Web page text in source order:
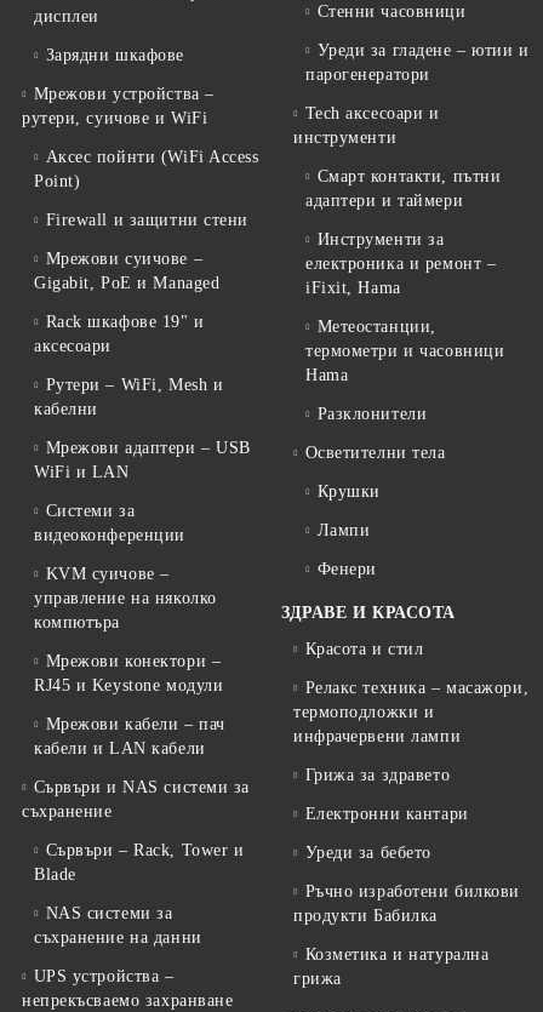
дисплеи
Зарядни шкафове
Мрежови устройства –
рутери, суичове и WiFi
Аксес пойнти (WiFi Access
Point)
Firewall и защитни стени
Мрежови суичове –
Gigabit, PoE и Managed
Rack шкафове 19" и
аксесоари
Рутери – WiFi, Mesh и
кабелни
Мрежови адаптери – USB
WiFi и LAN
Системи за
видеоконференции
KVM суичове –
управление на няколко
компютъра
Мрежови конектори –
RJ45 и Keystone модули
Мрежови кабели – пач
кабели и LAN кабели
Сървъри и NAS системи за
съхранение
Сървъри – Rack, Tower и
Blade
NAS системи за
съхранение на данни
UPS устройства –
непрекъсваемо захранване
Стенни часовници
Уреди за гладене – ютии и
парогенератори
Tech аксесоари и
инструменти
Смарт контакти, пътни
адаптери и таймери
Инструменти за
електроника и ремонт –
iFixit, Hama
Метеостанции,
термометри и часовници
Hama
Разклонители
Осветителни тела
Крушки
Лампи
Фенери
ЗДРАВЕ И КРАСОТА
Красота и стил
Релакс техника – масажори,
термоподложки и
инфрачервени лампи
Грижа за здравето
Електронни кантари
Уреди за бебето
Ръчно изработени билкови
продукти Бабилка
Козметика и натурална
грижа